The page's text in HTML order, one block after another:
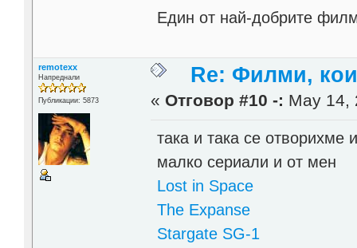
Един от най-добрите
remotexx
Напреднали
Публикации: 5873
Re: Филми,
« Отговор #10 -: May 14,
така и така се отворихме
малко сериали и от мен
Lost in Space
The Expanse
Stargate SG-1